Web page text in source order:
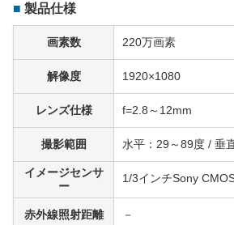
製品仕様
画素数 220万画素
解像度 1920×1080
レンズ仕様 f=2.8～12mm
撮影範囲 水平：29～89度 / 垂
イメージセンサ
ー
1/3インチSony
赤外線照射距離 －